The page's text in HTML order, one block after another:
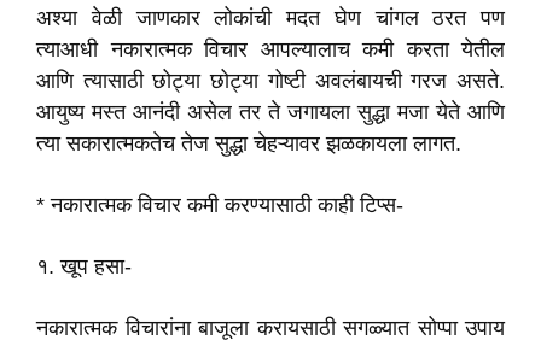
अश्या वेळी जाणकार लोकांची मदत घेण चांगल ठरत पण
त्याआधी नकारात्मक विचार आपल्यालाच कमी करता येतील
आणि त्यासाठी छोट्या छोट्या गोष्टी अवलंबायची गरज असते.
आयुष्य मस्त आनंदी असेल तर ते जगायला सुद्धा मजा येते आणि
त्या सकारात्मकतेच तेज सुद्धा चेहऱ्यावर झळकायला लागत.
* नकारात्मक विचार कमी करण्यासाठी काही टिप्स-
१. खूप हसा-
नकारात्मक विचारांना बाजूला करायसाठी सगळ्यात सोप्पा उपाय